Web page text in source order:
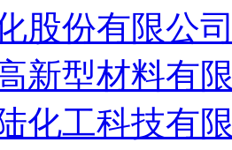
股份有限公
新型材料有
化工科技有